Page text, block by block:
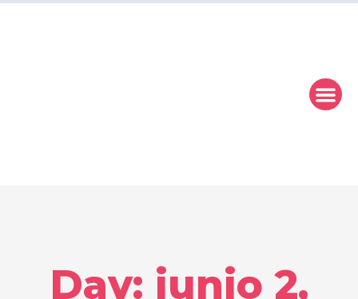
Day: junio 2,